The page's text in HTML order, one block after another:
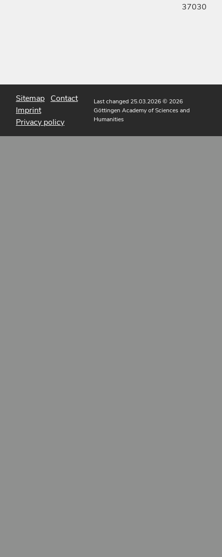
37030
Sitemap Contact
Imprint
Privacy policy
Last changed 25.03.2026© 2026
Göttingen Academy of Sciences and
Humanities